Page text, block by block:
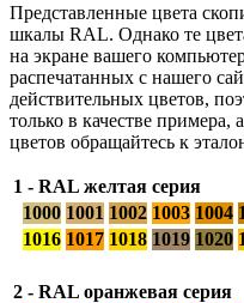
Представленные цвета
шкалы RAL. Однако те
на экране вашего
распечатанных с нашего
действительных цветов,
только в качестве примера,
цветов обращайтесь к
1 - RAL желтая серия
1000 1001 1002 1003 1004
1016 1017 1018 1019 1020
2 - RAL оранжевая серия